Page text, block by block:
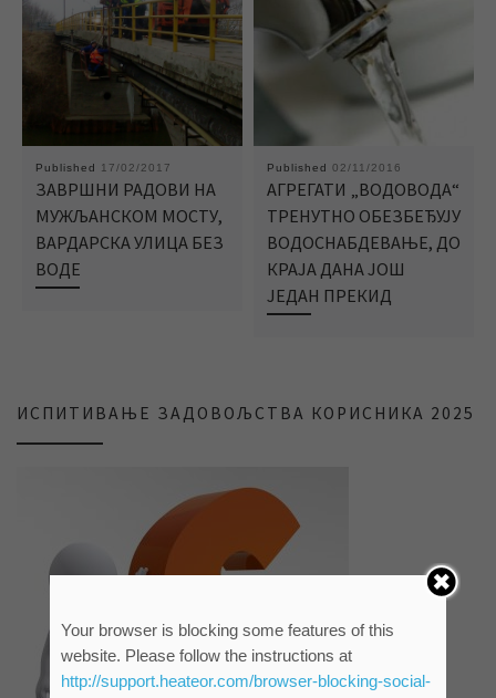
Published 17/02/2017
ЗАВРШНИ РАДОВИ НА
МУЖЉАНСКОМ МОСТУ,
ВАРДАРСКА УЛИЦА БЕЗ
ВОДЕ
Published 02/11/2016
АГРЕГАТИ „ВОДОВОДА“
ТРЕНУТНО ОБЕЗБЕЂУЈУ
ВОДОСНАБДЕВАЊЕ, ДО
КРАЈА ДАНА ЈОШ
ЈЕДАН ПРЕКИД
ИСПИТИВАЊЕ ЗАДОВОЉСТВА КОРИСНИКА 2025
Your browser is blocking some features of this
website. Please follow the instructions at
http://support.heateor.com/browser-blocking-social-